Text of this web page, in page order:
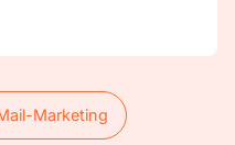
Marketing
Marketing